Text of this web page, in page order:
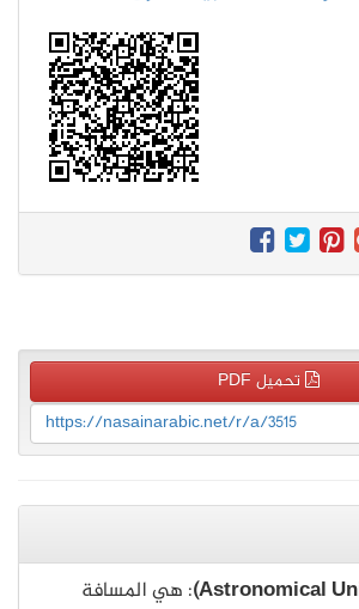
تحميل PDF
https://nasainarabic.net/r/a/3515
: هي المسافة